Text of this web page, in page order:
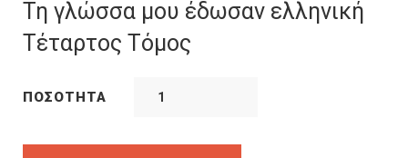
είναι:
11.87€.
Τη γλώσσα μου έδωσαν ελληνική
Τέταρτος Τόμος
ΠΟΣΌΤΗΤΑ